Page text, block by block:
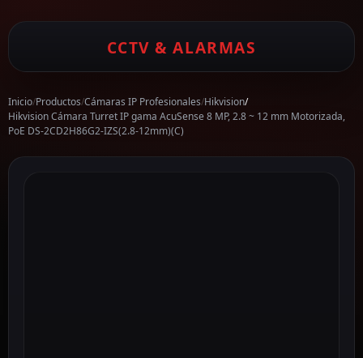
CCTV & ALARMAS
Inicio/Productos/Cámaras IP Profesionales/Hikvision/
Hikvision Cámara Turret IP gama AcuSense 8 MP, 2.8 ~ 12 mm Motorizada,
PoE DS-2CD2H86G2-IZS(2.8-12mm)(C)